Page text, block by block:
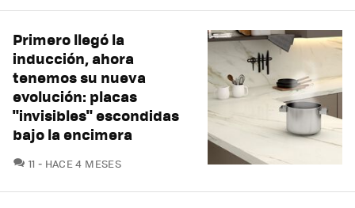
Primero llegó la
inducción, ahora
tenemos su nueva
evolución: placas
"invisibles" escondidas
bajo la encimera
11 COMENTARIOS
HACE 4 MESES